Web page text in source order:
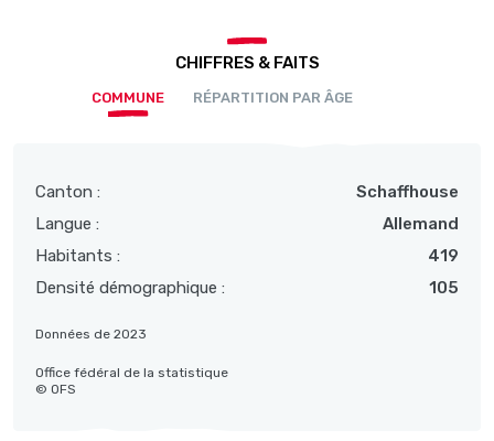
CHIFFRES & FAITS
COMMUNE RÉPARTITION PAR ÂGE
Canton :
Schaffhouse
Langue :
Allemand
Habitants :
419
Densité démographique :
105
Données de 2023
Office fédéral de la statistique
© OFS